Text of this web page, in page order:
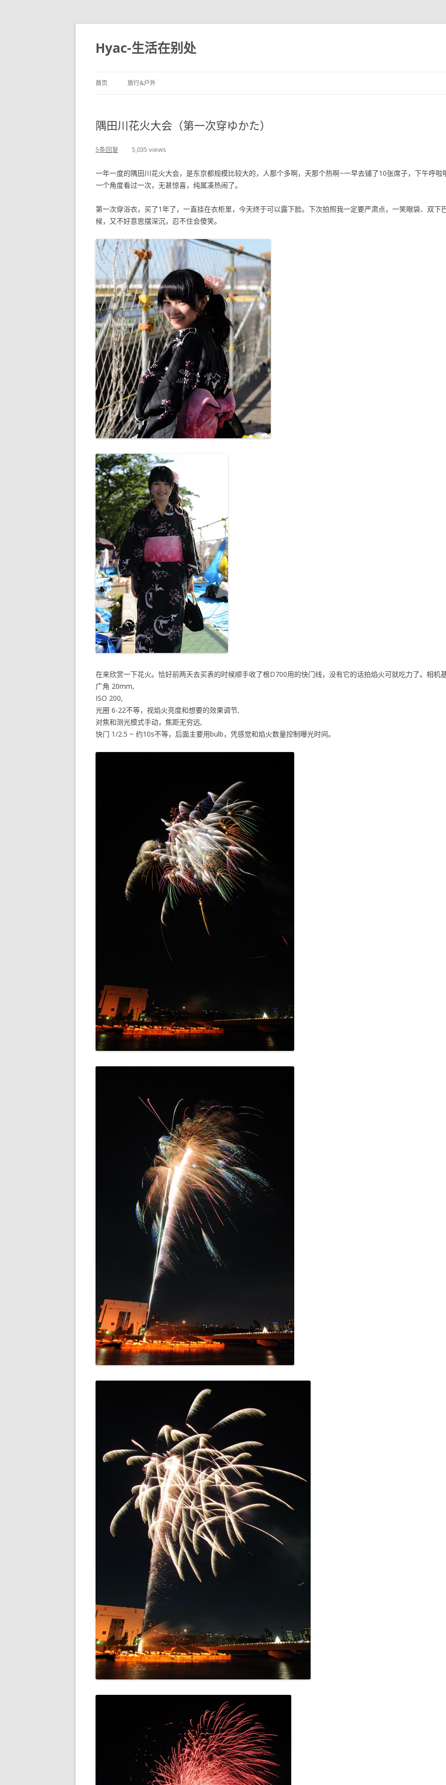
Hyac-生活在别处
首页 旅行&户外
隅田川花火大会（第一次穿ゆかた）
5条回复 5,035 views
一年一度的隅田川花火大会，是东京都规模比较大的，人那个多啊，天那个热啊~一早去铺了10张席子，下午呼
一个角度看过一次，无甚惊喜，纯属凑热闹了。
第一次穿浴衣，买了1年了，一直挂在衣柜里，今天终于可以露下脸。下次拍照我一定要严肃点，一笑眼袋、双下
候，又不好意思摆深沉，忍不住会傻笑。
在来欣赏一下花火。恰好前两天去买表的时候顺手收了根D700用的快门线，没有它的话拍焰火可就吃力了。相机基
广角 20mm,
ISO 200,
光圈 6-22不等，视焰火亮度和想要的效果调节,
对焦和测光模式手动，焦距无穷远,
快门 1/2.5 ~ 约10s不等，后面主要用bulb，凭感觉和焰火数量控制曝光时间。